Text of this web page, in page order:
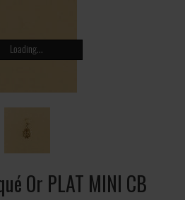
Loading...
Or PLAT MINI CB